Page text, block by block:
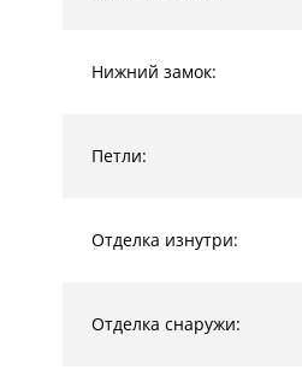
Нижний замок:
Петли:
Отделка изнутри:
Отделка снаружи: